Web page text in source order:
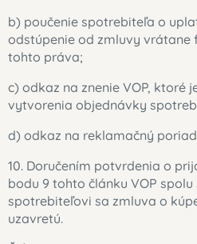
b) poučenie spotrebiteľa o
odstúpenie od zmluvy vrátane
tohto práva;
c) odkaz na znenie VOP, ktoré
vytvorenia objednávky
d) odkaz na reklamačný
10. Doručením potvrdenia o
bodu 9 tohto článku VOP
spotrebiteľovi sa zmluva o
uzavretú.